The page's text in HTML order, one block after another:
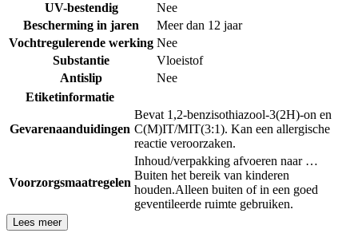
UV-bestendig
Nee
Bescherming in jaren
Meer dan 12 jaar
Vochtregulerende werking Nee
Substantie
Vloeistof
Antislip
Nee
Etiketinformatie
Gevarenaanduidingen
Bevat 1,2-benzisothiazool-3(2H)-on en
C(M)IT/MIT(3:1). Kan een allergische
reactie veroorzaken.
Voorzorgsmaatregelen
Inhoud/verpakking afvoeren naar …
Buiten het bereik van kinderen
houden.Alleen buiten of in een goed
geventileerde ruimte gebruiken.
Lees meer